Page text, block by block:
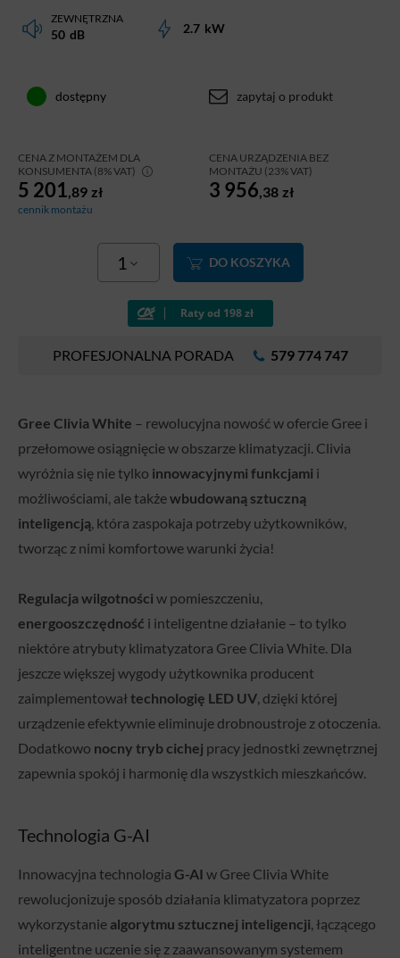
ZEWNĘTRZNA
50 dB 2.7 kW
dostępny zapytaj o produkt
CENA Z MONTAŻEM DLA
KONSUMENTA (8% VAT)
5 201,89 zł
cennik montażu
CENA URZĄDZENIA BEZ
MONTAŻU (23% VAT)
3 956,38 zł
1 DO KOSZYKA
PROFESJONALNA PORADA 579 774 747
Gree Clivia White – rewolucyjna nowość w ofercie Gree i
przełomowe osiągnięcie w obszarze klimatyzacji. Clivia
wyróżnia się nie tylko innowacyjnymi funkcjami i
możliwościami, ale takżewbudowaną sztuczną
inteligencją, która zaspokaja potrzeby użytkowników,
tworząc z nimi komfortowe warunki życia!
Regulacja wilgotności w pomieszczeniu,
energooszczędność i inteligentne działanie – to tylko
niektóre atrybuty klimatyzatora Gree Clivia White. Dla
jeszcze większej wygody użytkownika producent
zaimplementowałtechnologię LED UV, dzięki której
urządzenie efektywnie eliminuje drobnoustroje z otoczenia.
Dodatkowo nocny tryb cichej pracy jednostki zewnętrznej
zapewnia spokój i harmonię dla wszystkich mieszkańców.
Technologia G-AI
Innowacyjna technologia G-AI w Gree Clivia White
rewolucjonizuje sposób działania klimatyzatora poprzez
wykorzystanie algorytmu sztucznej inteligencji, łączącego
inteligentne uczenie się z zaawansowanym systemem